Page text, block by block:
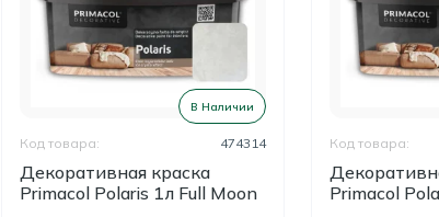
В Наличии
Декоративная краска
Primacol Polaris 1л Full Moon
Код товара: 474314
Primacol
Код товара: